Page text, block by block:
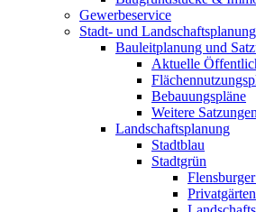
Gewerbeservice
Stadt- und Landschaftsplanung
Bauleitplanung und
Aktuelle
Bebauungspläne
Weitere Satzungen
Landschaftsplanung
Stadtblau
Stadtgrün